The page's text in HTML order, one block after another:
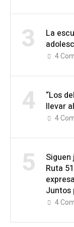
3
La
4
4
“Los
llevar
4
5
Ruta
Juntos
4